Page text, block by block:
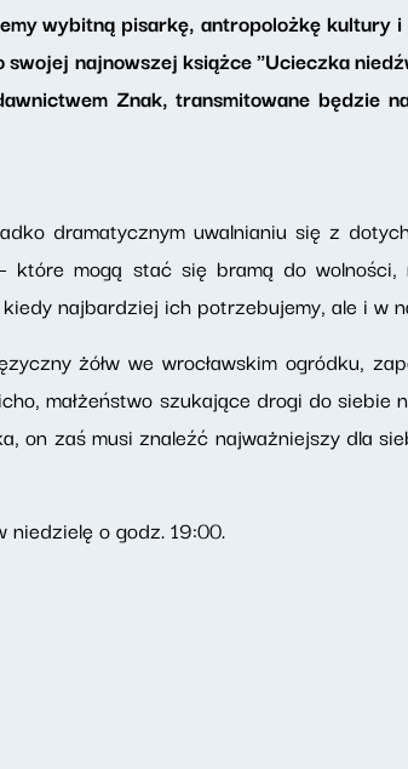
wybitną pisarkę, antropolożkę kultury
swojej najnowszej książce "Ucieczka
Znak, transmitowane będzie
dramatycznym uwalnianiu się z
mogą stać się bramą do
najbardziej ich potrzebujemy, ale i w
żółw we wrocławskim ogródku,
małżeństwo szukające drogi do siebie
on zaś musi znaleźć najważniejszy dla
niedzielę o godz. 19:00.